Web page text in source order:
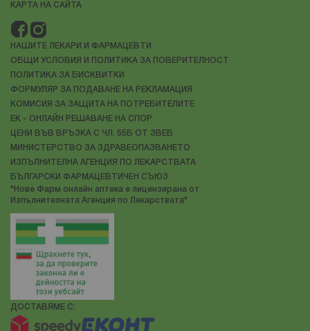
КАРТА НА САЙТА
НАШИТЕ ЛЕКАРИ И ФАРМАЦЕВТИ
ОБЩИ УСЛОВИЯ И ПОЛИТИКА ЗА ПОВЕРИТЕЛНОСТ
ПОЛИТИКА ЗА БИСКВИТКИ
ФОРМУЛЯР ЗА ПОДАВАНЕ НА РЕКЛАМАЦИЯ
КОМИСИЯ ЗА ЗАЩИТА НА ПОТРЕБИТЕЛИТЕ
ЕК - ОНЛАЙН РЕШАВАНЕ НА СПОР
ЦЕНИ ВЪВ ВРЪЗКА С ЧЛ. 55Б ОТ ЗВЕБ
МИНИСТЕРСТВО ЗА ЗДРАВЕОПАЗВАНЕТО
ИЗПЪЛНИТЕЛНА АГЕНЦИЯ ПО ЛЕКАРСТВАТА
БЪЛГАРСКИ ФАРМАЦЕВТИЧЕН СЪЮЗ
"Нове Фарм онлайн аптека е лицензирана от
Изпълнителната Агенция по Лекарствата"
ДОСТАВЯМЕ С: